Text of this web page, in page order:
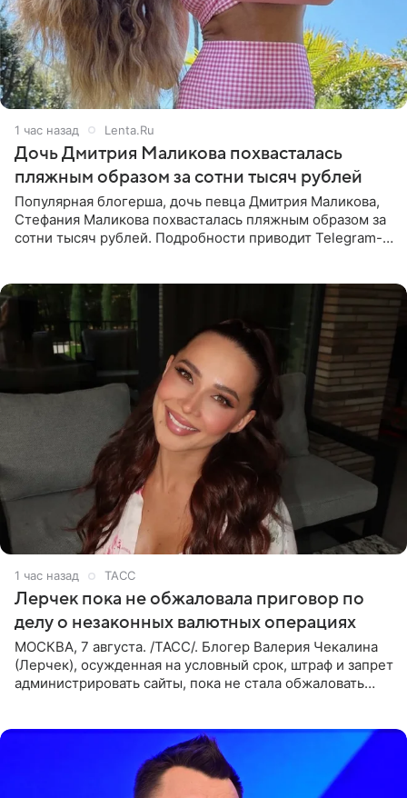
1 час назад Lenta.Ru
Дочь Дмитрия Маликова похвасталась
пляжным образом за сотни тысяч рублей
Популярная блогерша, дочь певца Дмитрия Маликова,
Стефания Маликова похвасталась пляжным образом за
сотни тысяч рублей. Подробности приводит Telegram-
1 час назад ТАСС
Лерчек пока не обжаловала приговор по
делу о незаконных валютных операциях
МОСКВА, 7 августа. /ТАСС/. Блогер Валерия Чекалина
(Лерчек), осужденная на условный срок, штраф и запрет
администрировать сайты, пока не стала обжаловать